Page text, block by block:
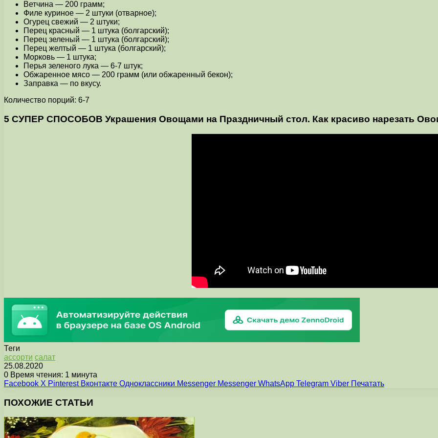
Ветчина — 200 грамм;
Филе куриное — 2 штуки (отварное);
Огурец свежий — 2 штуки;
Перец красный — 1 штука (болгарский);
Перец зеленый — 1 штука (болгарский);
Перец желтый — 1 штука (болгарский);
Морковь — 1 штука;
Перья зеленого лука — 6-7 штук;
Обжаренное мясо — 200 грамм (или обжаренный бекон);
Заправка — по вкусу.
Количество порций: 6-7
5 СУПЕР СПОСОБОВ Украшения Овощами на Праздничный стол. Как красиво нарезать
Теги
ассорти салат
25.08.2020
0 Время чтения: 1 минута
Facebook X Pinterest Вконтакте Одноклассники Messenger Messenger WhatsApp Telegram Viber Печатать
ПОХОЖИЕ СТАТЬИ